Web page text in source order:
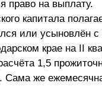
право на выплату.
капитала
или усыновлён с
крае на II
1,5
Сама же